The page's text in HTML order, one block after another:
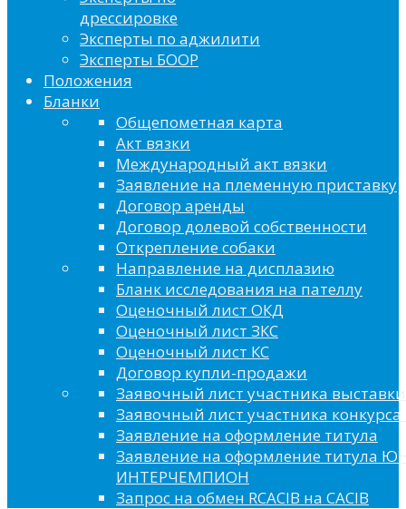
дрессировке
Эксперты по аджилити
Эксперты БООР
Положения
Бланки
Общепометная карта
Акт вязки
Международный акт вязки
Заявление на племенную приставку
Договор аренды
Договор долевой собственности
Открепление собаки
Направление на дисплазию
Бланк исследования на пателлу
Оценочный лист ОКД
Оценочный лист ЗКС
Оценочный лист КС
Договор купли-продажи
Заявочный лист участника выставки
Заявочный лист участника конкурса
Заявление на оформление титула
Заявление на оформление титула
ИНТЕРЧЕМПИОН
Запрос на обмен RCACIB на CACIB